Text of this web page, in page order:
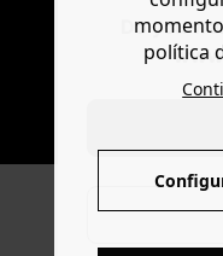
Do you
política